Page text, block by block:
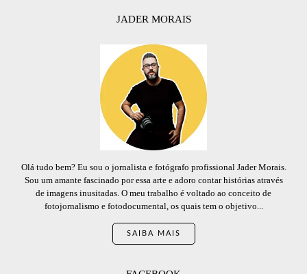
JADER MORAIS
Olá tudo bem? Eu sou o jornalista e fotógrafo profissional Jader Morais.
Sou um amante fascinado por essa arte e adoro contar histórias através
de imagens inusitadas. O meu trabalho é voltado ao conceito de
fotojornalismo e fotodocumental, os quais tem o objetivo...
SAIBA MAIS